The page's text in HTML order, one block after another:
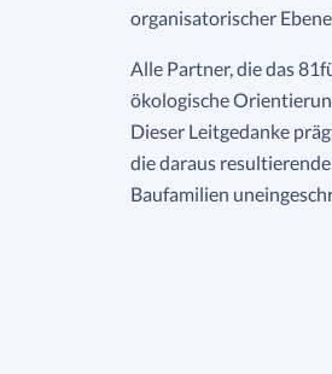
organisatorischer
Alle Partner, die das
ökologische
Dieser Leitgedanke
die daraus
Baufamilien